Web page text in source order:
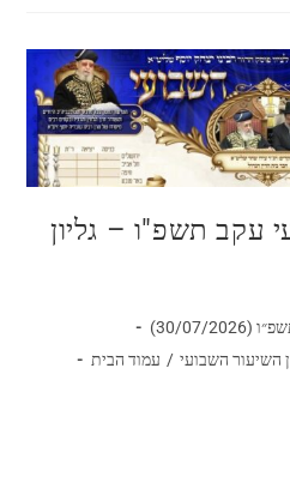
עקב תשפ"ו – גליון
07/2026)
השיעור השבועי / עמוד הבית